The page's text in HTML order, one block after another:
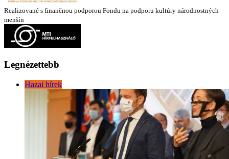
Realizované s finančnou podporou Fondu na podporu kultúry národnostných
menšín
Legnézettebb
Hazai hírek